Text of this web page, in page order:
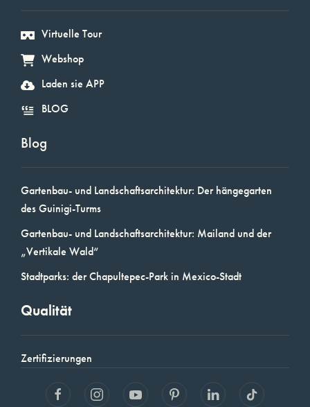
Virtuelle Tour
Webshop
Laden sie APP
BLOG
Blog
Gartenbau- und Landschaftsarchitektur: Der hängegarten
des Guinigi-Turms
Gartenbau- und Landschaftsarchitektur: Mailand und der
„Vertikale Wald“
Stadtparks: der Chapultepec-Park in Mexico-Stadt
Qualität
Zertifizierungen